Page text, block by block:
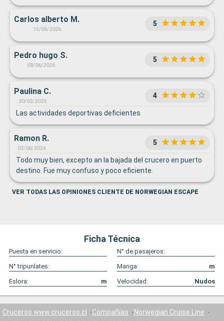
Carlos alberto M.
15/06/2026
5
Pedro hugo S.
08/06/2026
5
Paulina C.
20/02/2025
4
Las actividades deportivas deficientes
Ramon R.
03/06/2024
5
Todo muy bien, excepto an la bajada del crucero en puerto
destino. Fue muy confuso y poco eficiente.
VER TODAS LAS OPINIONES CLIENTE DE NORWEGIAN ESCAPE
Ficha Técnica
Puesta en servicio:
N° de pasajeros:
N° tripunlates:
Manga:
m
Eslora:
m Velocidad: Nudos
Cruceros www.cruceros.cl Compañías
Norwegian Cruise Line